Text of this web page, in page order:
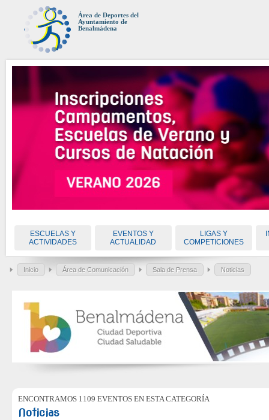
Área de Deportes del
Ayuntamiento de
Benalmádena
ESCUELAS Y
ACTIVIDADES
EVENTOS Y
ACTUALIDAD
LIGAS Y
COMPETICIONES
Inicio Área de Comunicación Sala de Prensa Noticias
ENCONTRAMOS 1109 EVENTOS EN ESTA CATEGORÍA
Noticias